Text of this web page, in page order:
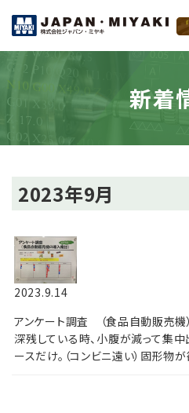
る
新着
2023年9月
2023.9.14
アンケート調査 （食品自動販売機）
深残している時、小腹が減って集
ースだけ。（コンビニ遠い）固形物